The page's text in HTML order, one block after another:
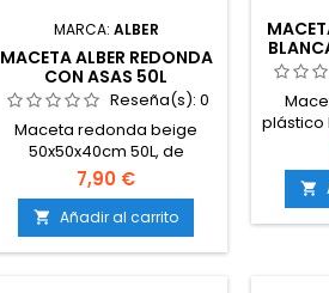
MARCA: ALBER
MACETA ALBER REDONDA
CON ASAS 50L
Reseña(s): 0
Maceta redonda beige
50x50x40cm 50L, de
plástico, perfectas para
cultivo en exterior e
interior.El color blanco
reflecta los rayos solares y
concentra menos calor en
7,90 €
 Añadir al carrito
plástico
